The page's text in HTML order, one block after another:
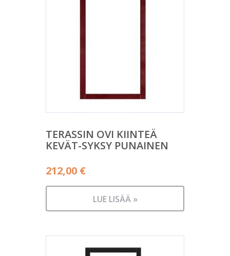
TERASSIN OVI KIINTEÄ
KEVÄT-SYKSY PUNAINEN
212,00 €
LUE LISÄÄ »